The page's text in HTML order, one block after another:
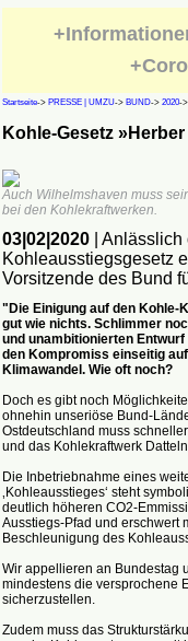
Startseite-> PRESSE | UMZU-> BUND-> 2020-
Kohle-Gesetz
Auch Wilhelmshaven muss
bei den Kohlekraftwerken.
03|02|2020| Anlässlich
Kohleausstiegsgesetz
Vorsitzende des Bund
"Die Einigung auf den
gut wie nichts. Schlimmer
und unambitionierten
den Kompromiss einseitig
Klimawandel. Wie oft noch?
Doch es gibt noch
ohnehin unseriöse Bund-
Ostdeutschland muss
und das Kohlekraftwerk
Die Inbetriebnahme eines
‚Kohleausstieges‘ steht
deutlich höheren CO2-
Ausstiegs-Pfad und erschwert
Beschleunigung des
Wir appellieren an Bundestag
mindestens die versprochene
sicherzustellen.
Zudem muss das